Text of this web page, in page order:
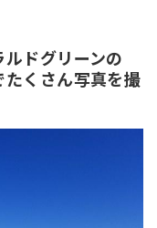
ドグリーンの
くさん写真を撮